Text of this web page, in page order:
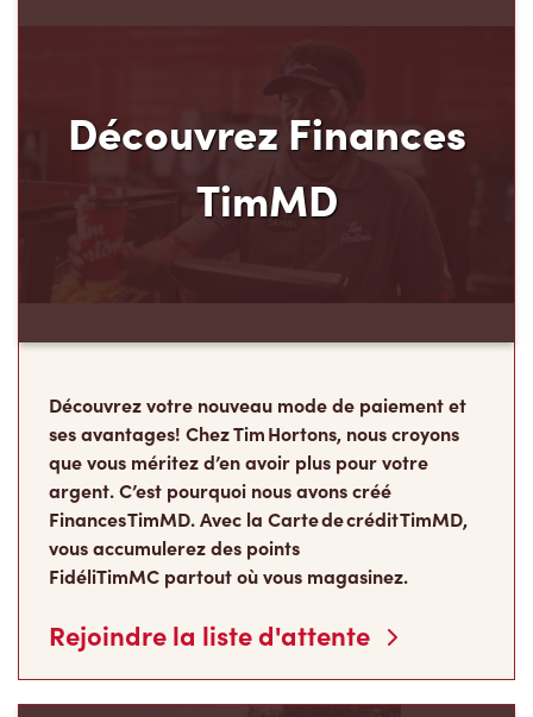
Découvrez Finances
TimMD
Découvrez votre nouveau mode de paiement et
ses avantages! Chez Tim Hortons, nous croyons
que vous méritez d’en avoir plus pour votre
argent. C’est pourquoi nous avons créé
Finances TimMD. Avec la Carte de crédit TimMD,
vous accumulerez des points
FidéliTimMC partout où vous magasinez.
Rejoindre la liste d'attente